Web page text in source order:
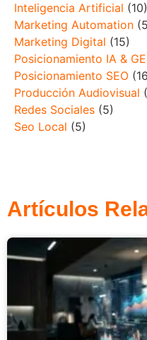
Inteligencia Artificial (10)
Marketing Automation
Marketing Digital (15)
Posicionamiento IA &
Posicionamiento SEO
Producción Audiovisual
Redes Sociales (5)
Seo Local (5)
Artículos